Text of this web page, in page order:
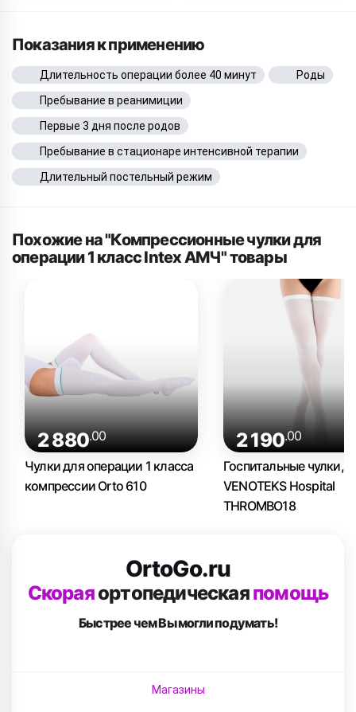
Показания к применению
Длительность операции более 40 минут
Роды
Пребывание в реанимиции
Первые 3 дня после родов
Пребывание в стационаре интенсивной терапии
Длительный постельный режим
Похожие на "Компрессионные чулки для
операции 1 класс Intex АМЧ" товары
2 880.00
Чулки для операции 1 класса
компрессии Orto 610
2 190.00
Госпитальные чулки, 1
VENOTEKS Hospital
THROMBO18
OrtoGo.ru
Скораяортопедическаяпомощь
Быстрее чем Вымогли подумать!
Магазины